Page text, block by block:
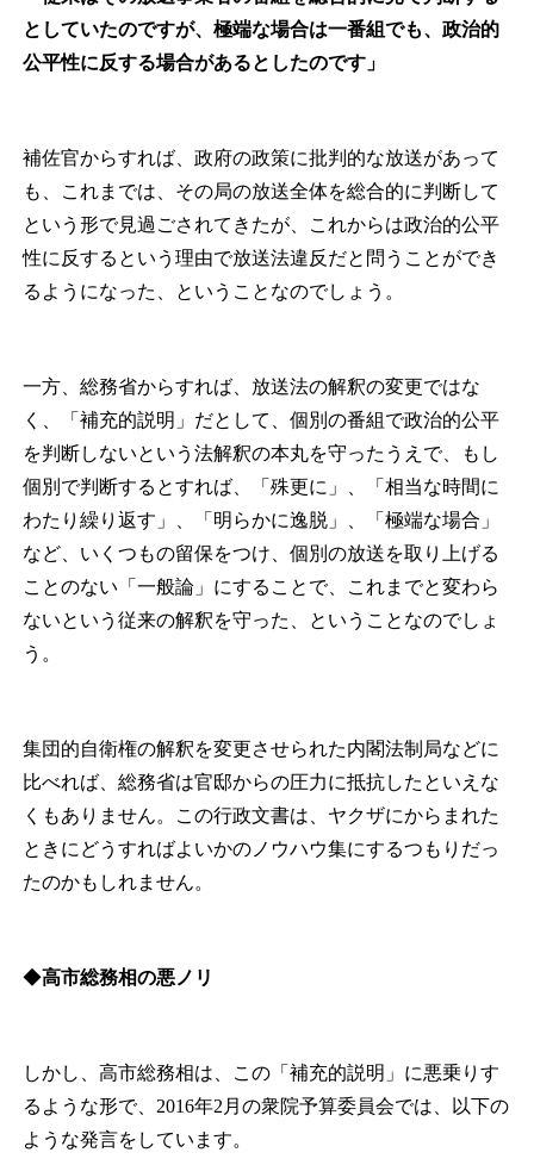
としていたのですが、極端な場合は一番組でも、政治的
公平性に反する場合があるとしたのです」
補佐官からすれば、政府の政策に批判的な放送があって
も、これまでは、その局の放送全体を総合的に判断して
という形で見過ごされてきたが、これからは政治的公平
性に反するという理由で放送法違反だと問うことができ
るようになった、ということなのでしょう。
一方、総務省からすれば、放送法の解釈の変更ではな
く、「補充的説明」だとして、個別の番組で政治的公平
を判断しないという法解釈の本丸を守ったうえで、もし
個別で判断するとすれば、「殊更に」、「相当な時間に
わたり繰り返す」、「明らかに逸脱」、「極端な場合」
など、いくつもの留保をつけ、個別の放送を取り上げる
ことのない「一般論」にすることで、これまでと変わら
ないという従来の解釈を守った、ということなのでしょ
う。
集団的自衛権の解釈を変更させられた内閣法制局などに
比べれば、総務省は官邸からの圧力に抵抗したといえな
くもありません。この行政文書は、ヤクザにからまれた
ときにどうすればよいかのノウハウ集にするつもりだっ
たのかもしれません。
◆高市総務相の悪ノリ
しかし、高市総務相は、この「補充的説明」に悪乗りす
るような形で、2016年2月の衆院予算委員会では、以下の
ような発言をしています。